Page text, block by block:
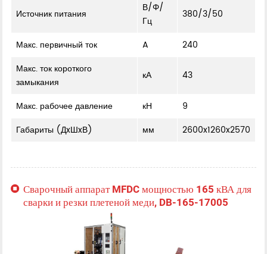
Источник питания
В/Φ/
Гц
380/3/50
Макс. первичный ток A
240
Макс. ток короткого
замыкания
кА 43
Макс. рабочее давление кН
9
Габариты (ДxШxВ)
мм 2600x1260x2570
Сварочный аппарат MFDC мощностью 165 кВА для
сварки и резки плетеной меди, DB-165-17005